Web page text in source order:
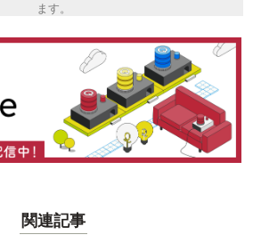
ます。
関連記事